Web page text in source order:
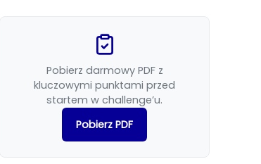
Pobierz darmowy PDF z
kluczowymi punktami przed
startem w challenge’u.
Pobierz PDF